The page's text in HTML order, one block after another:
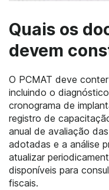
Quais os
devem
O PCMAT deve
incluindo o
cronograma de
registro de
anual de avaliação
adotadas e a análise
atualizar
disponíveis para
fiscais.